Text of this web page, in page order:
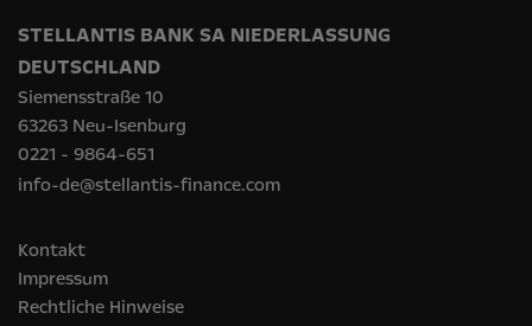
STELLANTIS BANK SA NIEDERLASSUNG
DEUTSCHLAND
Siemensstraße 10
63263 Neu-Isenburg
0221 - 9864-651
info-de@stellantis-finance.com
Kontakt
Impressum
Rechtliche Hinweise